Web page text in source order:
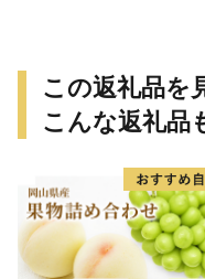
この返礼品を
こんな返礼品